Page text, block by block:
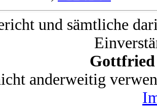
und sämtliche
Gottfried
anderweitig